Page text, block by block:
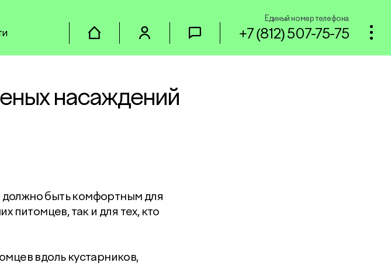
Единый номер телефона
+7 (812) 507-75-75
насаждений
быть комфортным для
питомцев, так и для тех, кто
вдоль кустарников,